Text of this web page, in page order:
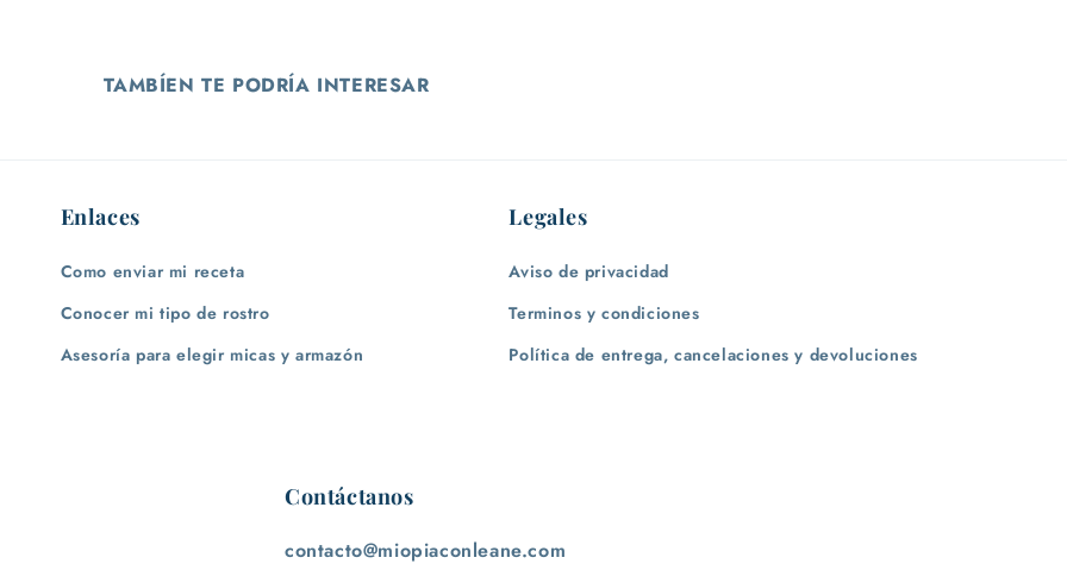
TAMBÍEN TE PODRÍA INTERESAR
Enlaces
Como enviar mi receta
Conocer mi tipo de rostro
Asesoría para elegir micas y armazón
Legales
Aviso de privacidad
Terminos y condiciones
Política de entrega, cancelaciones y devoluciones
Contáctanos
contacto@miopiaconleane.com